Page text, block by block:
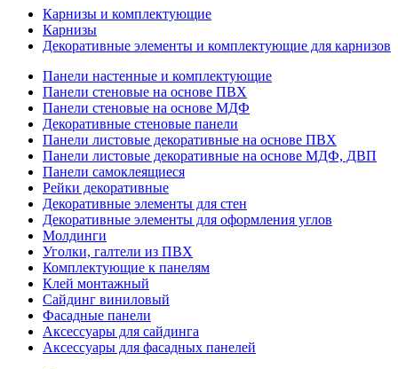
Карнизы и комплектующие
Карнизы
Декоративные элементы и комплектующие для карнизов
Панели настенные и комплектующие
Панели стеновые на основе ПВХ
Панели стеновые на основе МДФ
Декоративные стеновые панели
Панели листовые декоративные на основе ПВХ
Панели листовые декоративные на основе МДФ, ДВП
Панели самоклеящиеся
Рейки декоративные
Декоративные элементы для стен
Декоративные элементы для оформления углов
Молдинги
Уголки, галтели из ПВХ
Комплектующие к панелям
Клей монтажный
Сайдинг виниловый
Фасадные панели
Аксессуары для сайдинга
Аксессуары для фасадных панелей